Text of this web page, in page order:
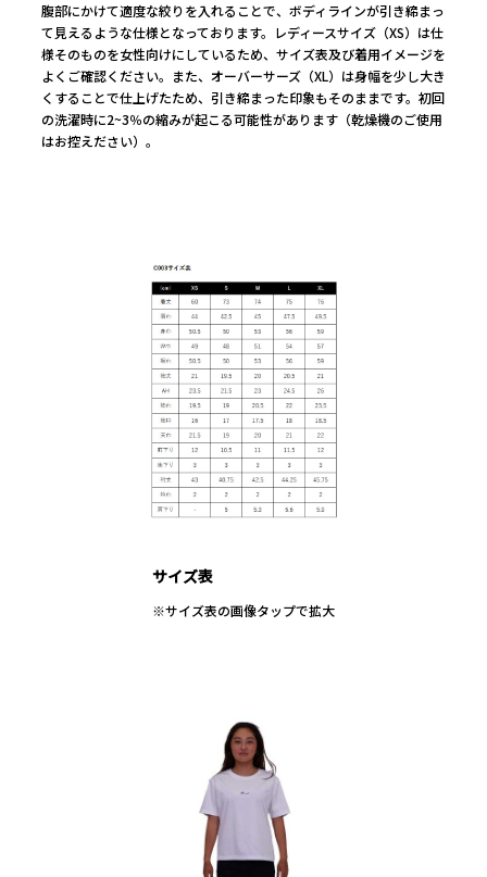
SHIRT
JACKET
ACCESSORY
KOBE BEEF LEATHER
KEIJIRO NISHI
SARA WAKITA × MINORI KAWAI
腹部にかけて適度な絞りを入れることで、ボディラインが引き締まっ
て見えるような仕様となっております。レディースサイズ（XS）は仕
様そのものを女性向けにしているため、サイズ表及び着用イメージを
よくご確認ください。また、オーバーサーズ（XL）は身幅を少し大き
くすることで仕上げたため、引き締まった印象もそのままです。初回
の洗濯時に2~3％の縮みが起こる可能性があります（乾燥機のご使用
はお控えださい）。
サイズ表
※サイズ表の画像タップで拡大